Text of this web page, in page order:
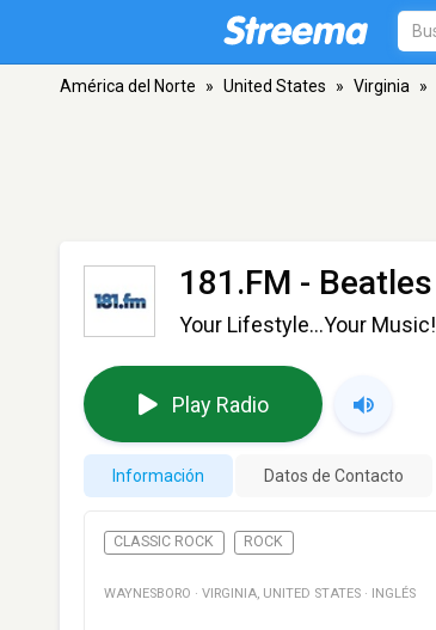
América del Norte » United States » Virginia »
181.FM - Beatles
Your Lifestyle...Your Music!
Play Radio
Información Datos de Contacto
CLASSIC ROCK ROCK
WAYNESBORO · VIRGINIA, UNITED STATES · INGLÉS